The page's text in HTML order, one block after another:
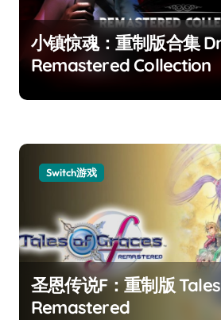
小镇惊魂：重制版合集
Remastered Collection
Switch游戏
圣恩传说F：重制版
Remastered